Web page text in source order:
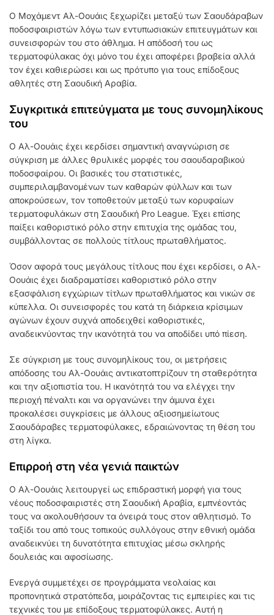
Ο Μοχάμεντ Αλ-Οουάις ξεχωρίζει μεταξύ των Σαουδάραβων
ποδοσφαιριστών λόγω των εντυπωσιακών επιτευγμάτων και
συνεισφορών του στο άθλημα. Η απόδοσή του ως
τερματοφύλακας όχι μόνο του έχει αποφέρει βραβεία αλλά
τον έχει καθιερώσει και ως πρότυπο για τους επίδοξους
αθλητές στη Σαουδική Αραβία.
Συγκριτικά επιτεύγματα με τους συνομηλίκους
του
Ο Αλ-Οουάις έχει κερδίσει σημαντική αναγνώριση σε
σύγκριση με άλλες θρυλικές μορφές του σαουδαραβικού
ποδοσφαίρου. Οι βασικές του στατιστικές,
συμπεριλαμβανομένων των καθαρών φύλλων και των
αποκρούσεων, τον τοποθετούν μεταξύ των κορυφαίων
τερματοφυλάκων στη Σαουδική Pro League. Έχει επίσης
παίξει καθοριστικό ρόλο στην επιτυχία της ομάδας του,
συμβάλλοντας σε πολλούς τίτλους πρωταθλήματος.
Όσον αφορά τους μεγάλους τίτλους που έχει κερδίσει, ο Αλ-
Οουάις έχει διαδραματίσει καθοριστικό ρόλο στην
εξασφάλιση εγχώριων τίτλων πρωταθλήματος και νικών σε
κύπελλα. Οι συνεισφορές του κατά τη διάρκεια κρίσιμων
αγώνων έχουν συχνά αποδειχθεί καθοριστικές,
αναδεικνύοντας την ικανότητά του να αποδίδει υπό πίεση.
Σε σύγκριση με τους συνομηλίκους του, οι μετρήσεις
απόδοσης του Αλ-Οουάις αντικατοπτρίζουν τη σταθερότητα
και την αξιοπιστία του. Η ικανότητά του να ελέγχει την
περιοχή πέναλτι και να οργανώνει την άμυνα έχει
προκαλέσει συγκρίσεις με άλλους αξιοσημείωτους
Σαουδάραβες τερματοφύλακες, εδραιώνοντας τη θέση του
στη λίγκα.
Επιρροή στη νέα γενιά παικτών
Ο Αλ-Οουάις λειτουργεί ως επιδραστική μορφή για τους
νέους ποδοσφαιριστές στη Σαουδική Αραβία, εμπνέοντάς
τους να ακολουθήσουν τα όνειρά τους στον αθλητισμό. Το
ταξίδι του από τους τοπικούς συλλόγους στην εθνική ομάδα
αναδεικνύει τη δυνατότητα επιτυχίας μέσω σκληρής
δουλειάς και αφοσίωσης.
Ενεργά συμμετέχει σε προγράμματα νεολαίας και
προπονητικά στρατόπεδα, μοιράζοντας τις εμπειρίες και τις
τεχνικές του με επίδοξους τερματοφύλακες. Αυτή η